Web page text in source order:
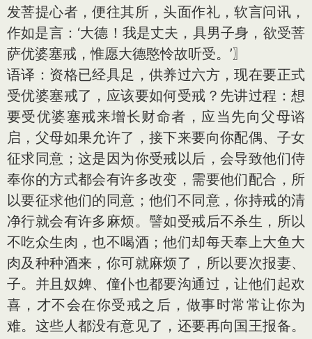
发菩提心者，便往其所，头面作礼，软言问讯，
作如是言：‘大德！我是丈夫，具男子身，欲受菩
萨优婆塞戒，惟愿大德愍怜故听受。’〗
语译：资格已经具足，供养过六方，现在要正式
受优婆塞戒了，应该要如何受戒？先讲过程：想
要受优婆塞戒来增长财命者，应当先向父母谘
启，父母如果允许了，接下来要向你配偶、子女
征求同意；这是因为你受戒以后，会导致他们侍
奉你的方式都会有许多改变，需要他们配合，所
以要征求他们的同意；他们不同意，你持戒的清
净行就会有许多麻烦。譬如受戒后不杀生，所以
不吃众生肉，也不喝酒；他们却每天奉上大鱼大
肉及种种酒来，你可就麻烦了，所以要次报妻、
子。并且奴婢、僮仆也都要沟通过，让他们起欢
喜，才不会在你受戒之后，做事时常常让你为
难。这些人都没有意见了，还要再向国王报备。